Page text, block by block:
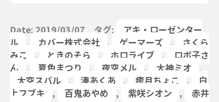
Date: 2019/03/07 タグ:
アキ・ローゼンター
ル
, カバー株式会社 , ゲーマーズ ,
さくら
みこ
, ときのそら , ホロライブ ,
ロボ子さ
ん
, 夏色まつり , 夜空メル , 大神ミオ
,
大空スバル
, 湊あくあ , 癒月ちょこ ,
白
上フブキ
, 百鬼あやめ , 紫咲シオン ,
赤井